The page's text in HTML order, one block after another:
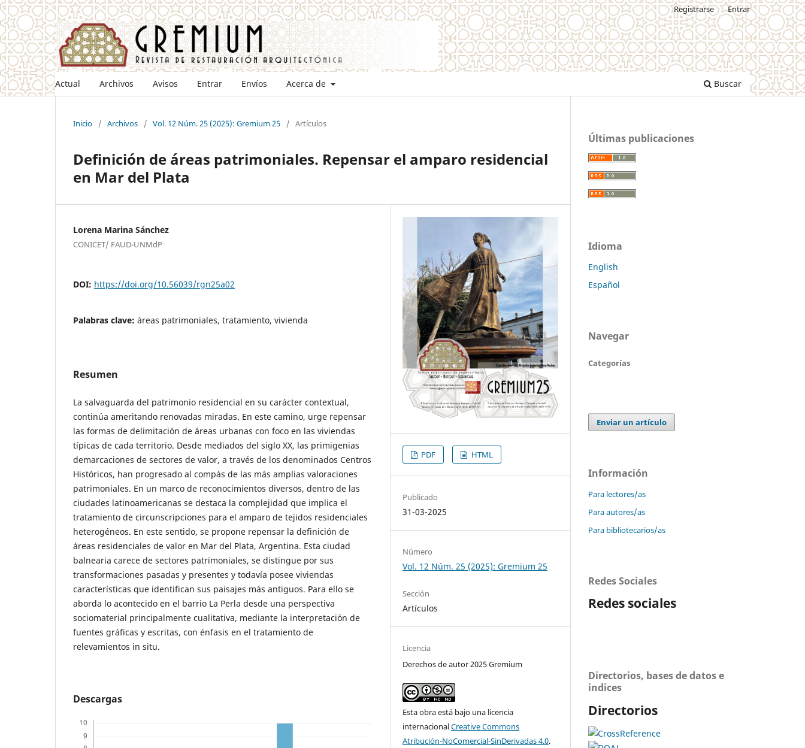
Actual Archivos Avisos Entrar Envíos Acerca de Buscar
Registrarse Entrar
Inicio / Archivos / Vol. 12 Núm. 25 (2025): Gremium 25 / Artículos
Definición de áreas patrimoniales. Repensar el amparo residencial
en Mar del Plata
Lorena Marina Sánchez
CONICET/ FAUD-UNMdP
DOI: https://doi.org/10.56039/rgn25a02
Palabras clave: áreas patrimoniales, tratamiento, vivienda
Resumen
La salvaguarda del patrimonio residencial en su carácter contextual,
continúa ameritando renovadas miradas. En este camino, urge repensar
las formas de delimitación de áreas urbanas con foco en las viviendas
típicas de cada territorio. Desde mediados del siglo XX, las primigenias
demarcaciones de sectores de valor, a través de los denominados Centros
Históricos, han progresado al compás de las más amplias valoraciones
patrimoniales. En un marco de reconocimientos diversos, dentro de las
ciudades latinoamericanas se destaca la complejidad que implica el
tratamiento de circunscripciones para el amparo de tejidos residenciales
heterogéneos. En este sentido, se propone repensar la definición de
áreas residenciales de valor en Mar del Plata, Argentina. Esta ciudad
balnearia carece de sectores patrimoniales, se distingue por sus
transformaciones pasadas y presentes y todavía posee viviendas
características que identifican sus paisajes más antiguos. Para ello se
aborda lo acontecido en el barrio La Perla desde una perspectiva
sociomaterial principalmente cualitativa, mediante la interpretación de
fuentes gráficas y escritas, con énfasis en el tratamiento de
relevamientos in situ.
Descargas
PDF HTML
Publicado
31-03-2025
Número
Vol. 12 Núm. 25 (2025): Gremium 25
Sección
Artículos
Licencia
Derechos de autor 2025 Gremium
Esta obra está bajo una licencia
internacionalCreative Commons
Atribución-NoComercial-SinDerivadas 4.0.
Últimas publicaciones
Idioma
English
Español
Navegar
Categorías
Enviar un artículo
Información
Para lectores/as
Para autores/as
Para bibliotecarios/as
Redes Sociales
Redes sociales
Directorios, bases de datos e
indices
Directorios